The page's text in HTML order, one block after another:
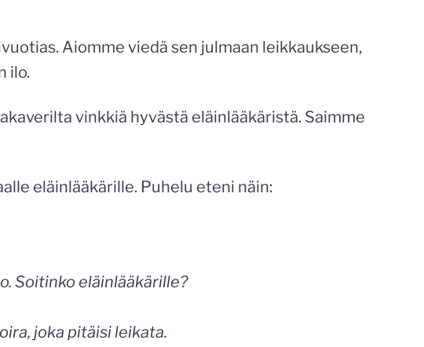
Aiomme viedä sen julmaan leikkaukseen,
ilo.
vinkkiä hyvästä eläinlääkäristä. Saimme
eläinlääkärille. Puhelu eteni näin:
Soitinko eläinlääkärille?
joka pitäisi leikata.